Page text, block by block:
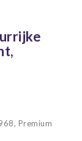
Premium